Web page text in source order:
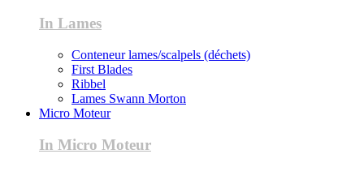
In Lames
Conteneur lames/scalpels (déchets)
First Blades
Ribbel
Lames Swann Morton
Micro Moteur
In Micro Moteur